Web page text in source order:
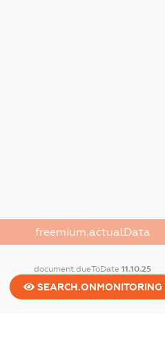
freemium.actualData
document.dueToDate11.10.25
SEARCH.ONMONITORING